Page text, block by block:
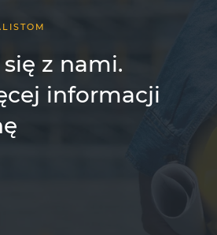
z nami.
informacji